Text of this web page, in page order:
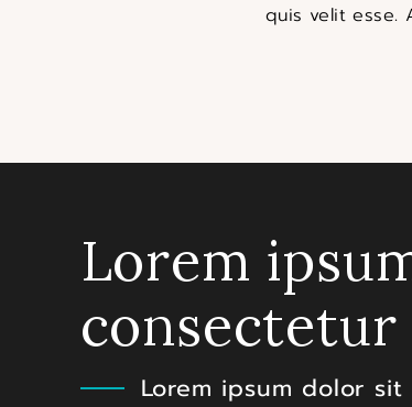
quis velit esse.
Lorem
Lorem ipsum dolor sit